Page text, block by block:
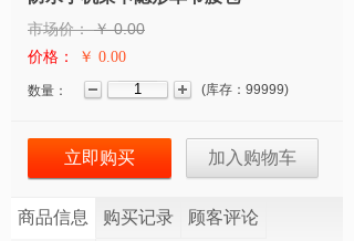
市场价： ￥0.00
价格： ￥ 0.00
数量： (库存： 99999)
立即购买 加入购物车
商品信息 购买记录 顾客评论